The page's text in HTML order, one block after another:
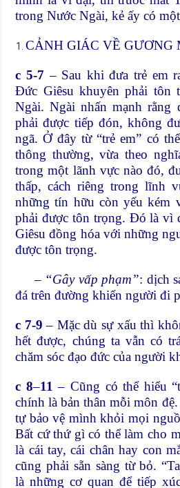
trong Nước Ngài, kẻ ấy có
CẢNH GIÁC VỀ GƯƠNG
c 5-7 – Sau khi đưa trẻ em
Đức Giêsu khuyên phải tôn
Ngài. Ngài nhấn mạnh rằng
phải được tiếp đón, không
ngã. Ở đây từ “trẻ em” có
thông thường, vừa theo
trong một lãnh vực nào đó,
thấp, cách riêng trong lĩnh
những tín hữu còn yếu kém
phải được tôn trọng. Đó là vì
Giêsu đồng hóa với những
được tôn trọng.
– “Gây vấp phạm”: dịch
đá trên đường khiến người đi
c 7-9– Mặc dù sự xấu thì
hết được, chúng ta vẫn có
chăm sóc đạo đức của người
c 8–11 – Cũng có thể hiểu
chính là bản thân mỗi môn
tự bảo vệ mình khỏi mọi
Bất cứ thứ gì có thể làm cho
là cái tay, cái chân hay con
cũng phải sẵn sàng từ bỏ.
là những cơ quan để tiếp